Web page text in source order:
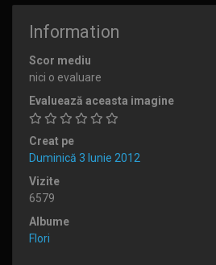
Information
Scor mediu
nici o evaluare
Evaluează aceasta imagine
Creat pe
Duminică 3 Iunie 2012
Vizite
6579
Albume
Flori